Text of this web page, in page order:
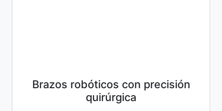
Brazos robóticos con precisión
quirúrgica